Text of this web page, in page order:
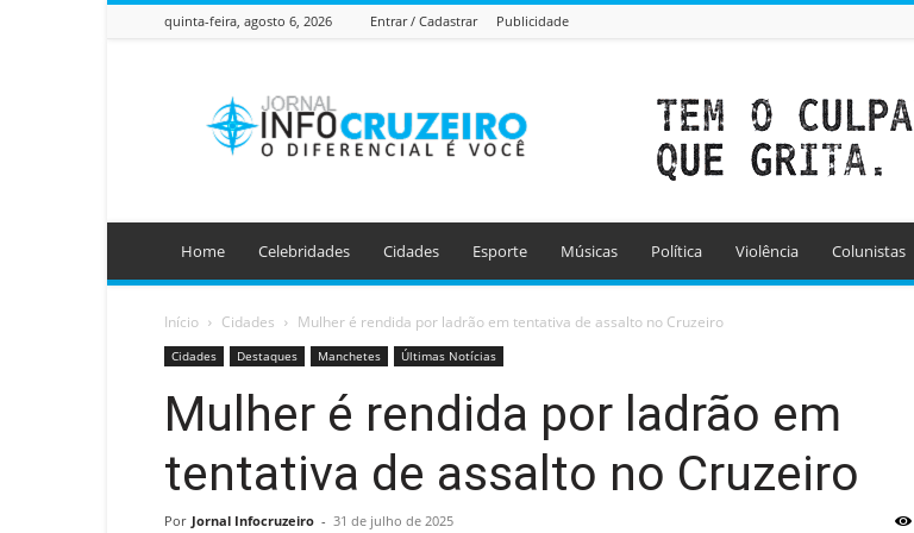
quinta-feira, agosto 6, 2026 Entrar / Cadastrar Publicidade
Info
Cruzeiro
Home Celebridades Cidades Esporte Músicas Política Violência Colunistas
Início Cidades Mulher é rendida por ladrão em tentativa de assalto no Cruzeiro
Cidades Destaques Manchetes Últimas Notícias
Mulher é rendida por ladrão em
tentativa de assalto no Cruzeiro
Por Jornal Infocruzeiro - 31 de julho de 2025